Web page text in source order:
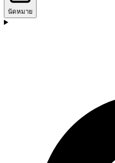
นัดหมาย